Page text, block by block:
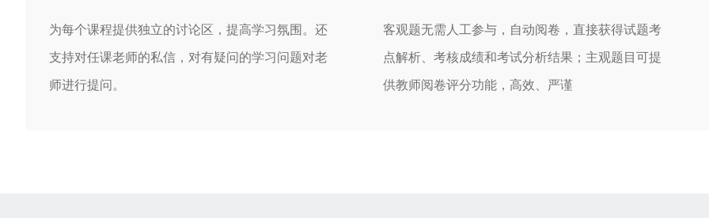
为每个课程提供独立的讨论区，提高学习氛围。还
支持对任课老师的私信，对有疑问的学习问题对老
师进行提问。
客观题无需人工参与，自动阅卷，直接获得试题考
点解析、考核成绩和考试分析结果；主观题目可提
供教师阅卷评分功能，高效、严谨